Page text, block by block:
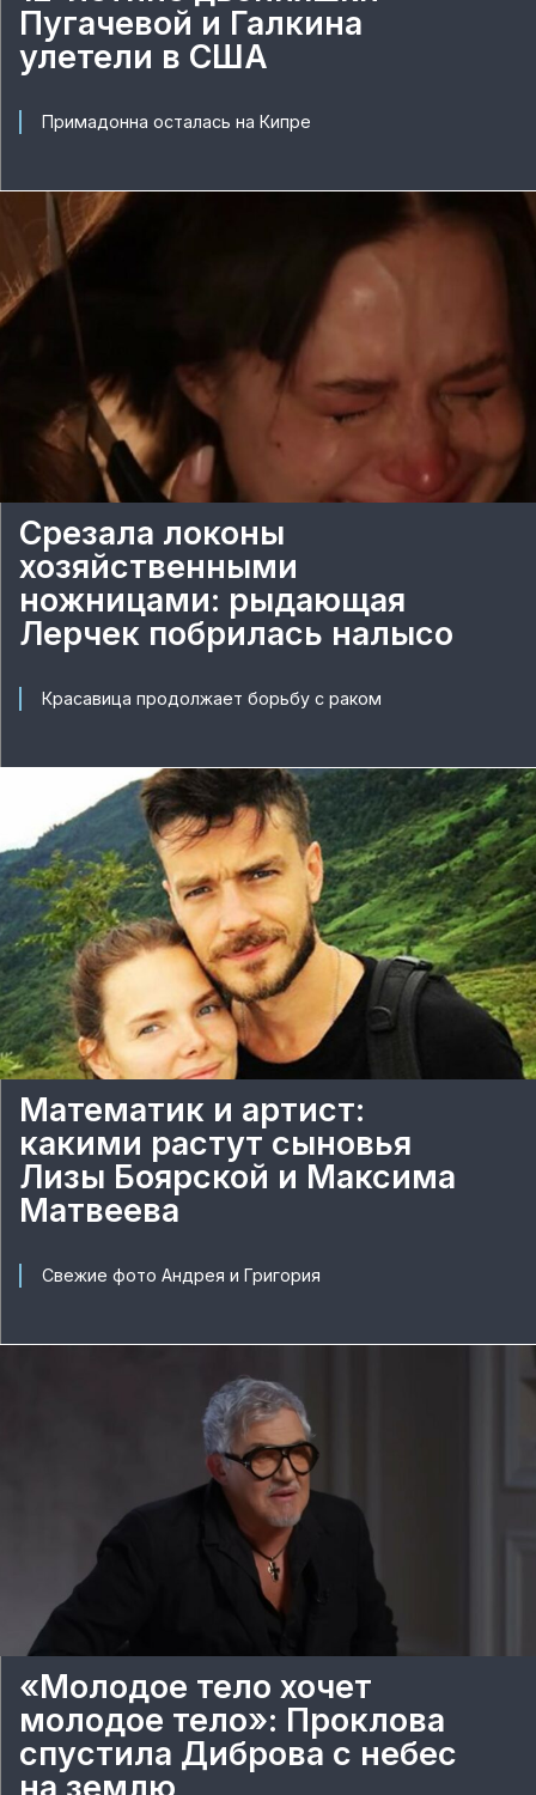
Пугачевой и Галкина
улетели в США
Примадонна осталась на Кипре
Срезала локоны
хозяйственными
ножницами: рыдающая
Лерчек побрилась налысо
Красавица продолжает борьбу с раком
Математик и артист:
какими растут сыновья
Лизы Боярской и Максима
Матвеева
Свежие фото Андрея и Григория
«Молодое тело хочет
молодое тело»: Проклова
спустила Диброва с небес
на землю